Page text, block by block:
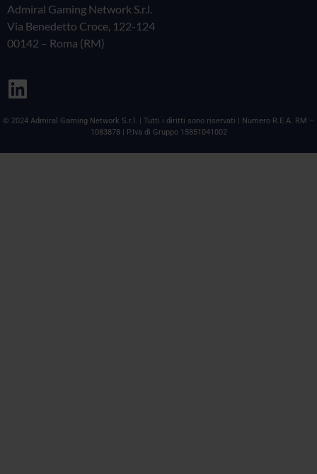
Admiral Gaming Network S.r.l.
Via Benedetto Croce, 122-124
00142 – Roma (RM)
© 2024 Admiral Gaming Network S.r.l. | Tutti i diritti sono riservati | Numero R.E.A. RM –
1083878 | P.Iva di Gruppo 15851041002